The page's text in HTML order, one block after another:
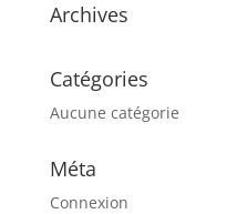
Archives
Catégories
Aucune catégorie
Méta
Connexion